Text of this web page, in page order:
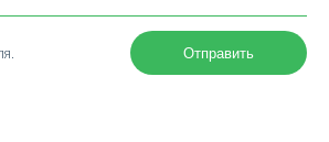
Отправить